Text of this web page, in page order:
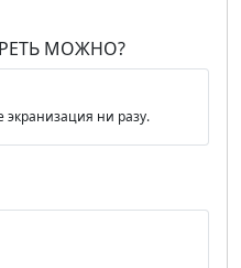
МОЖНО?
ни разу.